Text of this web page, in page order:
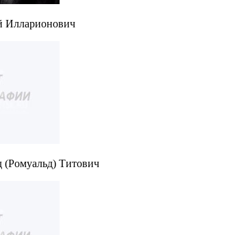
Илларионович
Титович